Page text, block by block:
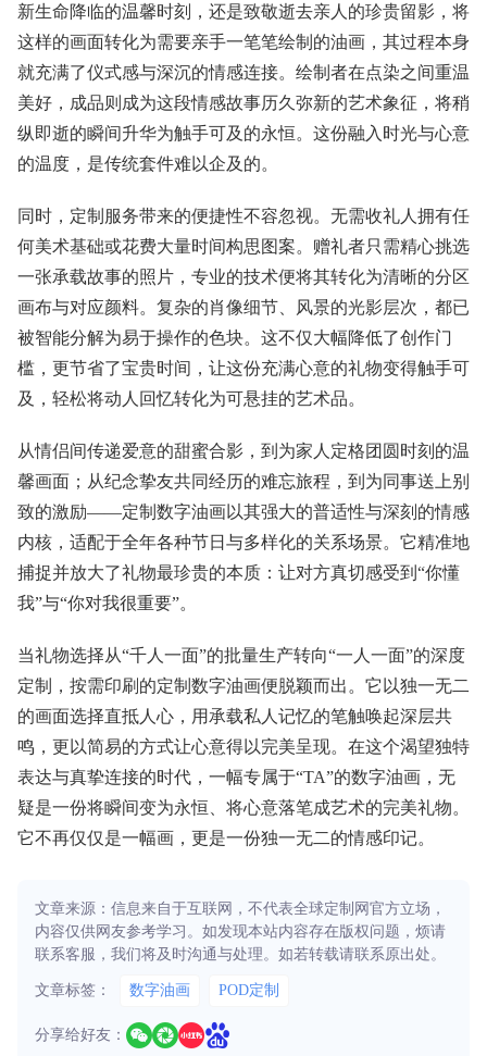
新生命降临的温馨时刻，还是致敬逝去亲人的珍贵留影，将
这样的画面转化为需要亲手一笔笔绘制的油画，其过程本身
就充满了仪式感与深沉的情感连接。绘制者在点染之间重温
美好，成品则成为这段情感故事历久弥新的艺术象征，将稍
纵即逝的瞬间升华为触手可及的永恒。这份融入时光与心意
的温度，是传统套件难以企及的。
同时，定制服务带来的便捷性不容忽视。无需收礼人拥有任
何美术基础或花费大量时间构思图案。赠礼者只需精心挑选
一张承载故事的照片，专业的技术便将其转化为清晰的分区
画布与对应颜料。复杂的肖像细节、风景的光影层次，都已
被智能分解为易于操作的色块。这不仅大幅降低了创作门
槛，更节省了宝贵时间，让这份充满心意的礼物变得触手可
及，轻松将动人回忆转化为可悬挂的艺术品。
从情侣间传递爱意的甜蜜合影，到为家人定格团圆时刻的温
馨画面；从纪念挚友共同经历的难忘旅程，到为同事送上别
致的激励——定制数字油画以其强大的普适性与深刻的情感
内核，适配于全年各种节日与多样化的关系场景。它精准地
捕捉并放大了礼物最珍贵的本质：让对方真切感受到“你懂
我”与“你对我很重要”。
当礼物选择从“千人一面”的批量生产转向“一人一面”的深度
定制，按需印刷的定制数字油画便脱颖而出。它以独一无二
的画面选择直抵人心，用承载私人记忆的笔触唤起深层共
鸣，更以简易的方式让心意得以完美呈现。在这个渴望独特
表达与真挚连接的时代，一幅专属于“TA”的数字油画，无
疑是一份将瞬间变为永恒、将心意落笔成艺术的完美礼物。
它不再仅仅是一幅画，更是一份独一无二的情感印记。
文章来源：信息来自于互联网，不代表全球定制网官方立场，
内容仅供网友参考学习。如发现本站内容存在版权问题，烦请
联系客服，我们将及时沟通与处理。如若转载请联系原出处。
文章标签： 数字油画 POD定制
分享给好友：